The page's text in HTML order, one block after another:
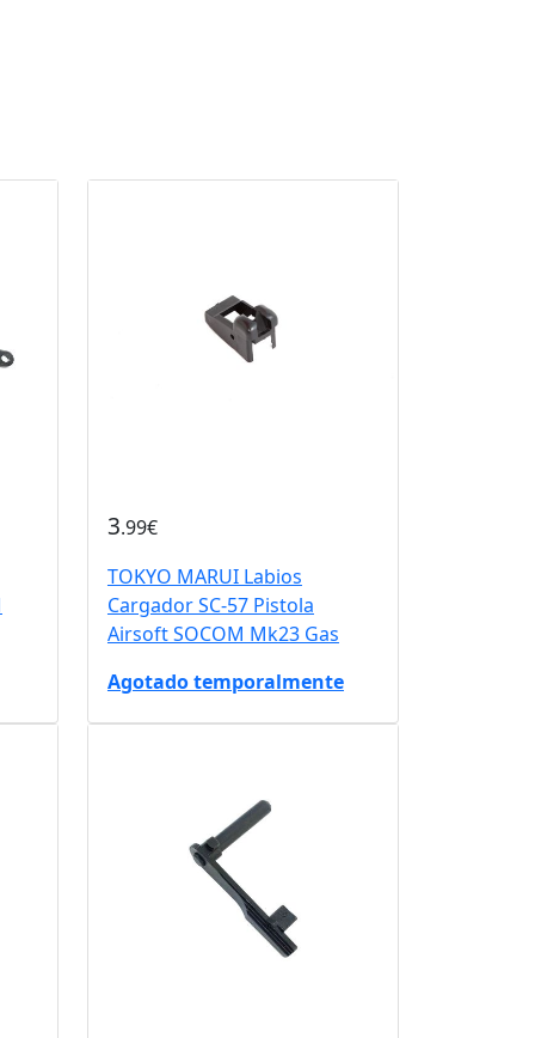
3.99€
TOKYO MARUI Labios
Cargador SC-57 Pistola
Airsoft SOCOM Mk23 Gas
Agotado temporalmente